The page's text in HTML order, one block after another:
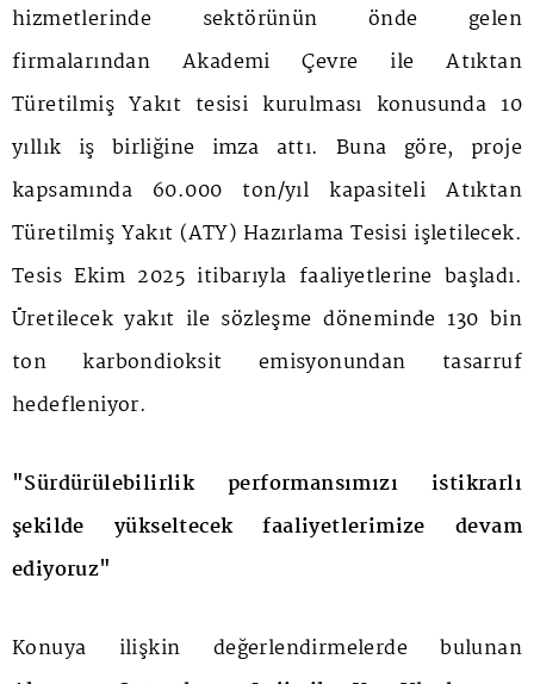
hizmetlerinde sektörünün önde gelen
firmalarından Akademi Çevre ile Atıktan
Türetilmiş Yakıt tesisi kurulması konusunda 10
yıllık iş birliğine imza attı. Buna göre, proje
kapsamında 60.000 ton/yıl kapasiteli Atıktan
Türetilmiş Yakıt (ATY) Hazırlama Tesisi işletilecek.
Tesis Ekim 2025 itibarıyla faaliyetlerine başladı.
Üretilecek yakıt ile sözleşme döneminde 130 bin
ton karbondioksit emisyonundan tasarruf
hedefleniyor.
"Sürdürülebilirlik performansımızı istikrarlı
şekilde yükseltecek faaliyetlerimize devam
ediyoruz"
Konuya ilişkin değerlendirmelerde bulunan